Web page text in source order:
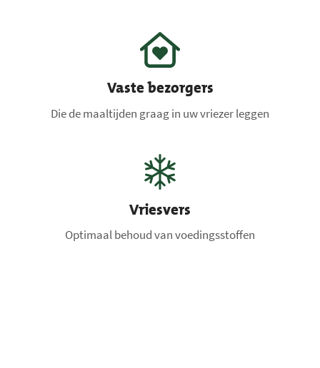
Vaste bezorgers
Die de maaltijden graag in uw vriezer leggen
Vriesvers
Optimaal behoud van voedingsstoffen